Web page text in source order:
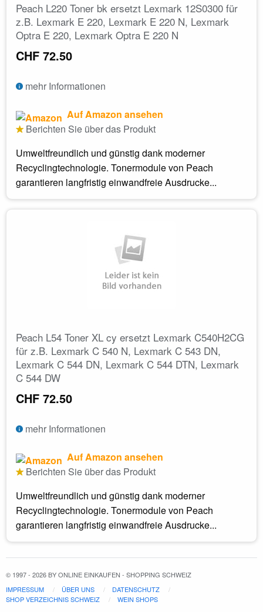
Peach L220 Toner bk ersetzt Lexmark 12S0300 für
z.B. Lexmark E 220, Lexmark E 220 N, Lexmark
Optra E 220, Lexmark Optra E 220 N
CHF 72.50
mehr Informationen
Auf Amazon ansehen
Berichten Sie über das Produkt
Umweltfreundlich und günstig dank moderner
Recyclingtechnologie. Tonermodule von Peach
garantieren langfristig einwandfreie Ausdrucke...
Peach L54 Toner XL cy ersetzt Lexmark C540H2CG
für z.B. Lexmark C 540 N, Lexmark C 543 DN,
Lexmark C 544 DN, Lexmark C 544 DTN, Lexmark
C 544 DW
CHF 72.50
mehr Informationen
Auf Amazon ansehen
Berichten Sie über das Produkt
Umweltfreundlich und günstig dank moderner
Recyclingtechnologie. Tonermodule von Peach
garantieren langfristig einwandfreie Ausdrucke...
© 1997 - 2026 BY ONLINE EINKAUFEN - SHOPPING SCHWEIZ
IMPRESSUM
ÜBER UNS
DATENSCHUTZ
SHOP VERZEICHNIS SCHWEIZ
WEIN SHOPS